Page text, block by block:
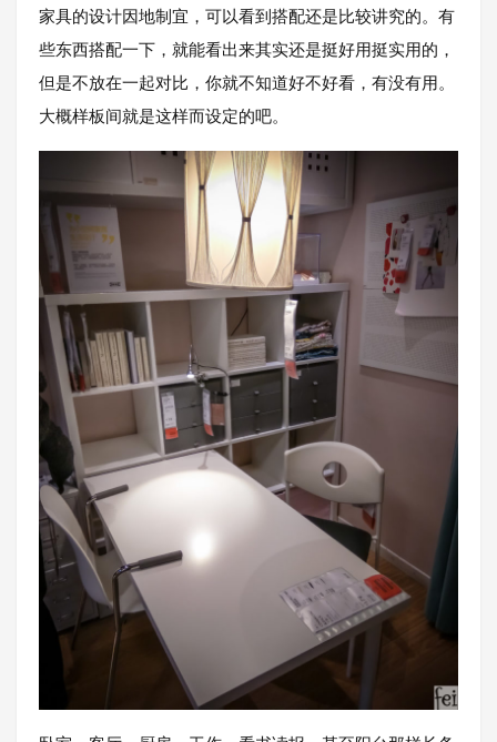
家具的设计因地制宜，可以看到搭配还是比较讲究的。有
些东西搭配一下，就能看出来其实还是挺好用挺实用的，
但是不放在一起对比，你就不知道好不好看，有没有用。
大概样板间就是这样而设定的吧。